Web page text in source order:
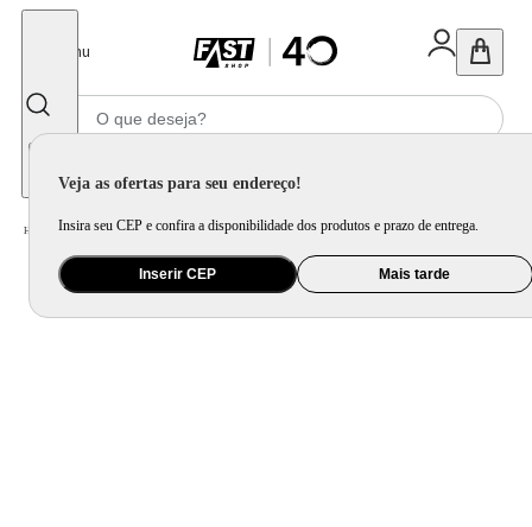
Menu
Veja as ofertas para seu endereço!
Insira seu CEP e confira a disponibilidade dos produtos e prazo de entrega.
Inserir CEP Mais tarde
Home Utilidade Doméstica Cozinha / Assadeira, Forma e Travessa